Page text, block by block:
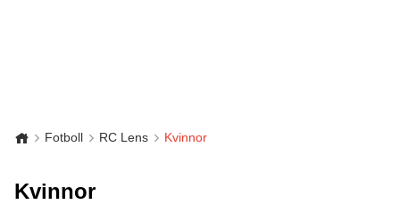
Fotboll RC Lens Kvinnor
Kvinnor